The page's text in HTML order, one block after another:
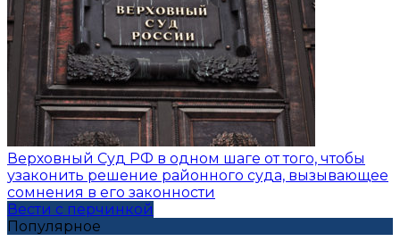
Верховный Суд РФ в одном шаге от того, чтобы
узаконить решение районного суда, вызывающее
сомнения в его законности
Вести с перчинкой
Популярное